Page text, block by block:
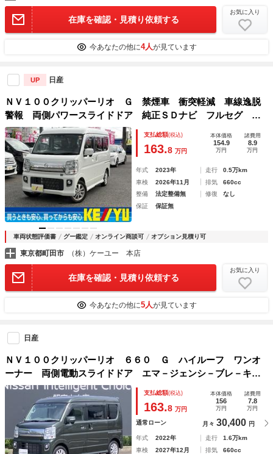
在庫を確認・見積り依頼する
お気に入り
今あなたの他に4人が見ています
UP 日産
ＮＶ１００クリッパーリオ Ｇ 禁煙車 衝突軽減 車線逸脱
警報 両側パワースライドドア 純正ＳＤナビ フルセグ Ｂ
Ｔオーディオ バックカメラ クリアランスソナー ＬＥＤヘ
ッドライト フォグ オートライト スマートキー ＥＴＣ
２．０
支払総額(税込)
163.8 万円
本体価格
154.9
万円
諸費用
8.9
万円
年式 2023年 走行
0.5万km
車検
2026年11月 排気
660cc
整備
法定整備無 修復
なし
保証
保証無
車両状態評価書 グー鑑定 オンライン商談可 オプション見積り可
東京都町田市 （株）ケーユー 本店
在庫を確認・見積り依頼する
お気に入り
今あなたの他に5人が見ています
日産
ＮＶ１００クリッパーリオ ６６０ Ｇ ハイルーフ ワンオ
ーナー 両側電動スライドドア エマ－ジェンシ－ブレ－キ
ＬＤＷ ＬＥＤヘッドライト ＡＡＣ パワーステアリング
インテリジェントキー アルミ １オーナー シートヒータ
ＷＳＲＳ 記録簿 ＡＢＳ
支払総額(税込)
163.8 万円
本体価格
156
万円
諸費用
7.8
万円
通常ローン 月々 30,400 円
年式 2022年 走行
1.6万km
車検
2027年12月 排気
660cc